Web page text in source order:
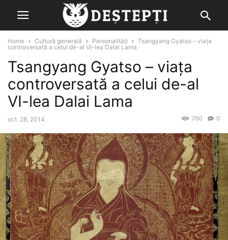
Home Cultură generală Personalități
Tsangyang Gyatso – viaţa
controversată a celui de-al VI-lea Dalai Lama
Tsangyang Gyatso – viaţa
controversată a celui de-al
VI-lea Dalai Lama
oct. 28, 2014 0
760